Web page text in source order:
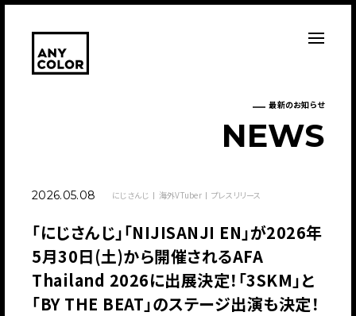
最新のお知らせ
NEWS
2026.05.08 にじさんじ 海外VTuber プレスリリース
​​「にじさんじ」「NIJISANJI EN」が2026年
5月30日(土)から開催されるAFA
Thailand 2026に出展決定！「3SKM」と
「BY THE BEAT」のステージ出演も決定！